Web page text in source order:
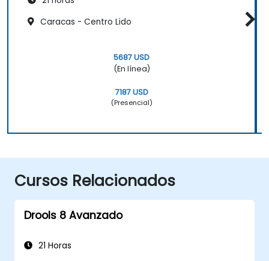
Caracas - Centro Lido
5687 USD
(En línea)
7187 USD
(Presencial)
Cursos Relacionados
Drools 8 Avanzado
21 Horas